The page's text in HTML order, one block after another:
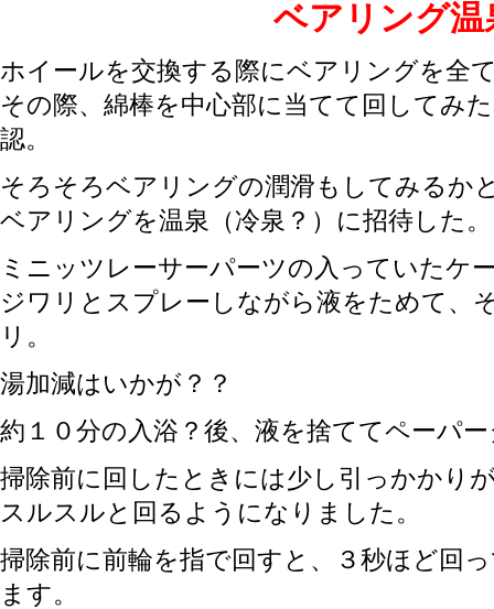
ベアリング温
ホイールを交換する際にベアリングを全
その際、綿棒を中心部に当てて回してみ
認。
そろそろベアリングの潤滑もしてみるか
ベアリングを温泉（冷泉？）に招待した。
ミニッツレーサーパーツの入っていたケ
ジワリとスプレーしながら液をためて、
リ。
湯加減はいかが？？
約１０分の入浴？後、液を捨ててペーパ
掃除前に回したときには少し引っかかり
スルスルと回るようになりました。
掃除前に前輪を指で回すと、３秒ほど回
ます。